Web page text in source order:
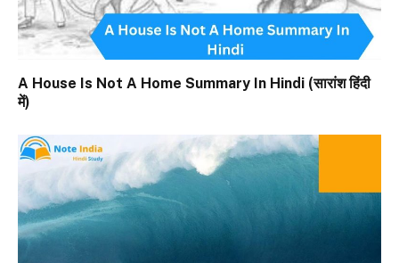
A House Is Not A Home Summary In Hindi (सारांश हिंदी
में)